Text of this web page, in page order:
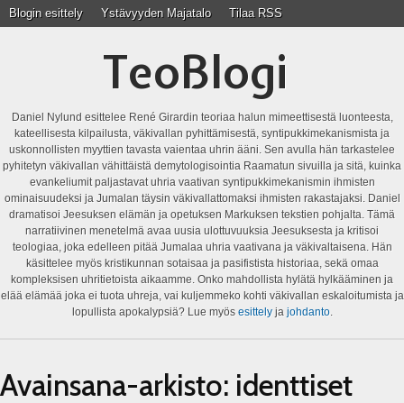
Blogin esittely Ystävyyden Majatalo Tilaa RSS
TeoBlogi
Daniel Nylund esittelee René Girardin teoriaa halun mimeettisestä luonteesta,
kateellisesta kilpailusta, väkivallan pyhittämisestä, syntipukkimekanismista ja
uskonnollisten myyttien tavasta vaientaa uhrin ääni. Sen avulla hän tarkastelee
pyhitetyn väkivallan vähittäistä demytologisointia Raamatun sivuilla ja sitä, kuinka
evankeliumit paljastavat uhria vaativan syntipukkimekanismin ihmisten
ominaisuudeksi ja Jumalan täysin väkivallattomaksi ihmisten rakastajaksi. Daniel
dramatisoi Jeesuksen elämän ja opetuksen Markuksen tekstien pohjalta. Tämä
narratiivinen menetelmä avaa uusia ulottuvuuksia Jeesuksesta ja kritisoi
teologiaa, joka edelleen pitää Jumalaa uhria vaativana ja väkivaltaisena. Hän
käsittelee myös kristikunnan sotaisaa ja pasifistista historiaa, sekä omaa
kompleksisen uhritietoista aikaamme. Onko mahdollista hylätä hylkääminen ja
elää elämää joka ei tuota uhreja, vai kuljemmeko kohti väkivallan eskaloitumista ja
lopullista apokalypsiä? Lue myös esittelyja johdanto.
Avainsana-arkisto: identtiset